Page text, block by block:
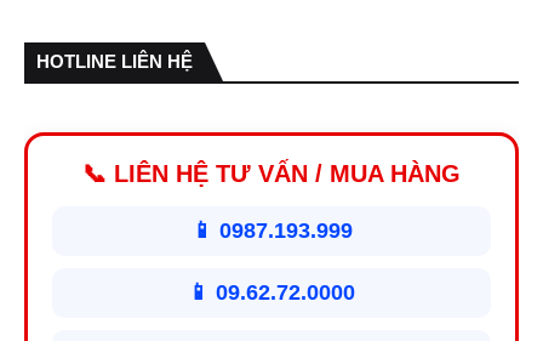
HOTLINE LIÊN HỆ
📞 LIÊN HỆ TƯ VẤN / MUA HÀNG
📱 0987.193.999
📱 09.62.72.0000